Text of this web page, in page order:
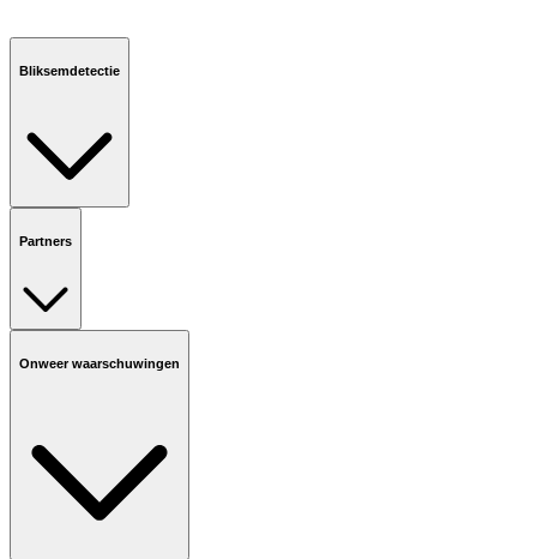
Bliksemdetectie
Partners
Onweer waarschuwingen